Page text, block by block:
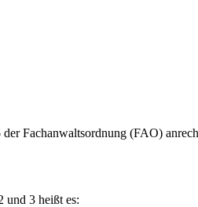
Fachanwaltsordnung (FAO)
und 3 heißt es: